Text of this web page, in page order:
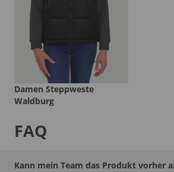
Damen Steppweste
Waldburg
FAQ
Kann mein Team das Produkt vorher